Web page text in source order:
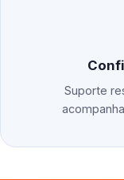
Suporte